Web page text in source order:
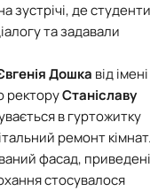
зустрічі, де студенти
та задавали
Дошка від імені
ректоруСтаніславу
в гуртожитку
ремонт
фасад, приведені
стосувалося